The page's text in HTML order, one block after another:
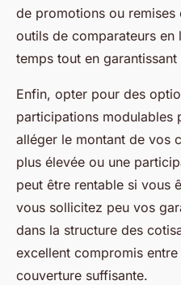
de promotions ou remises
outils de comparateurs
temps tout en
Enfin, opter pour des
participations modulables
alléger le montant de vos
plus élevée ou une
peut être rentable si vous
vous sollicitez peu vos
dans la structure des
excellent compromis
couverture suffisante.